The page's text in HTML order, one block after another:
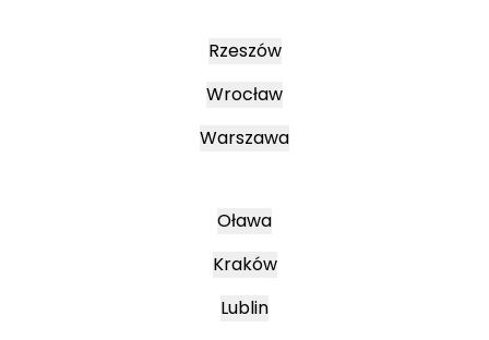
Rzeszów
Wrocław
Warszawa
Oława
Kraków
Lublin